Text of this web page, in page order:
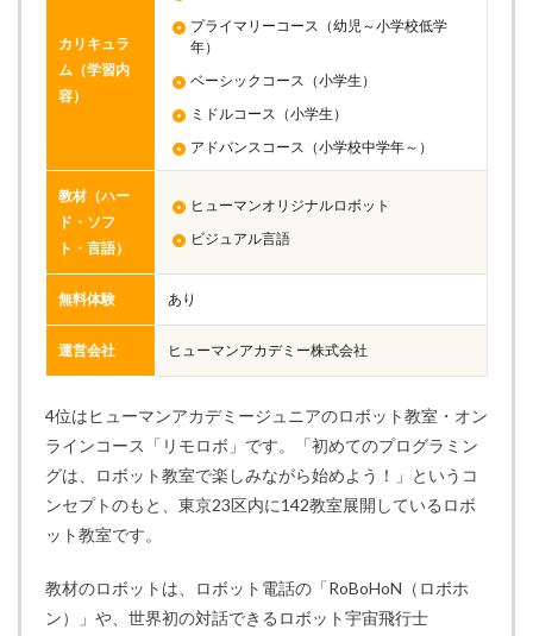
カリキュラ
ム（学習内
容）
プライマリーコース（幼児～小学校低学
年）
ベーシックコース（小学生）
ミドルコース（小学生）
アドバンスコース（小学校中学年～）
教材（ハー
ド・ソフ
ト・言語）
ヒューマンオリジナルロボット
ビジュアル言語
無料体験 あり
運営会社 ヒューマンアカデミー株式会社
4位はヒューマンアカデミージュニアのロボット教室・オン
ラインコース「リモロボ」です。「初めてのプログラミン
グは、ロボット教室で楽しみながら始めよう！」というコ
ンセプトのもと、東京23区内に142教室展開しているロボ
ット教室です。
教材のロボットは、ロボット電話の「RoBoHoN（ロボホ
ン）」や、世界初の対話できるロボット宇宙飛行士